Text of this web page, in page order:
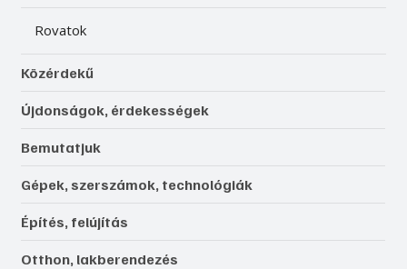
Rovatok
Közérdekű
Újdonságok, érdekességek
Bemutatjuk
Gépek, szerszámok, technológiák
Építés, felújítás
Otthon, lakberendezés